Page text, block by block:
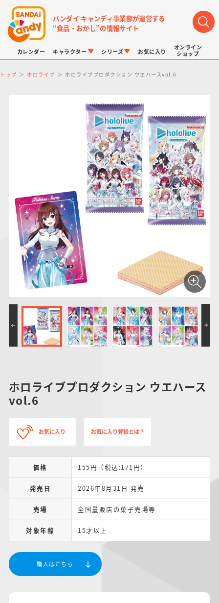
バンダイ キャンディ事業部が運営する
“食品・おかし”の情報サイト
カレンダー キャラクター
仮面ライダーシリー
ズ
PROJECT R.E.D.・
スーパー戦隊シリー
ズ
プリキュアシリーズ
ポケットモンスター
ドラゴンボール
アンパンマン
サンリオキャラクタ
ーズ
たまご
シリーズ
キャラパキ
つりグミ
チョコサプ
SMPシリーズ
ポケモンキッズ
ポケモンスケールワ
キャラデコ
お気に入り
オンライン
ショップ
トップ ホロライブ ホロライブプロダクション ウエハースvol.6
ホロライブプロダクション ウエハース
vol.6
お気に入り お気に入り登録とは？
価格 155円（税込:171円）
発売日 2026年8月31日 発売
売場 全国量販店の菓子売場等
対象年齢 15才以上
購入はこちら